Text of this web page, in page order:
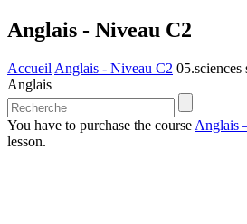
Anglais - Niveau C2
Accueil Anglais - Niveau C2 05.sciences
Anglais
You have to purchase the course Anglais
lesson.